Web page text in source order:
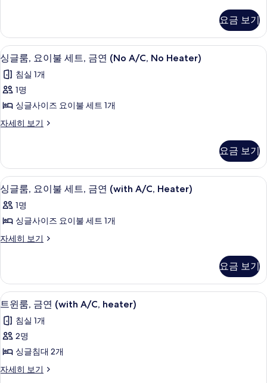
사
진
모
두
보
기
Non-
smoking
Room
자
세
히
기
요금 보기
싱
글
룸,
요
불
트,
금
연
(No
A/C,
No
Heater)
진
모
두
보
기
싱글룸, 요이불 세트, 금연 (No A/C,
6
싱글룸, 요이불 세트, 금연 (No A/C, No Heater)
침실 1개
1명
싱글사이즈 요이불 세트 1개
자세히 보기
싱
이
불
세
트,
금
연
A/C,
세
히
보
기
요금 보기
싱
글
룸,
이
세
트,
금
연
(with
A/C,
Heater)
싱글룸, 요이불 세트, 금연 (with A/C,
6
싱글룸, 요이불 세트, 금연 (with A/C, Heater)
1명
싱글사이즈 요이불 세트 1개
자세히 보기
싱
이
불
세
금
연
A/C,
Heater)
자
요금 보기
트
윈
룸,
금
(with
트윈룸, 금연 (with A/C, heater) | 암막
5
트윈룸, 금연 (with A/C, heater)
침실 1개
2명
싱글침대 2개
자세히 보기
트